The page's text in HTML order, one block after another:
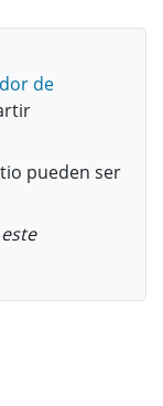
de
pueden ser